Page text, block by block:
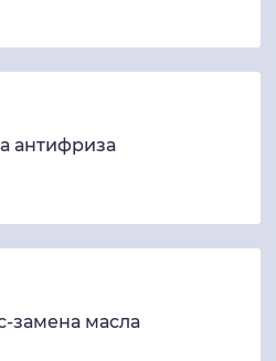
антифриза
замена масла